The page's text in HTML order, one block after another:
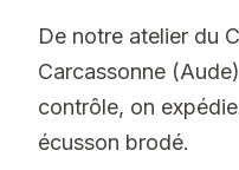
De notre atelier du
Carcassonne
contrôle, on
écusson brodé.